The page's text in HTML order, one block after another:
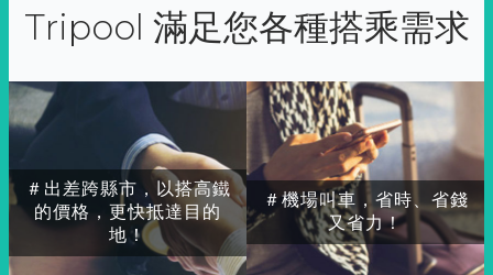
Tripool 滿足您各種搭乘需求
＃出差跨縣市，以搭高鐵
的價格，更快抵達目的
地！
＃機場叫車，省時、省錢
又省力！